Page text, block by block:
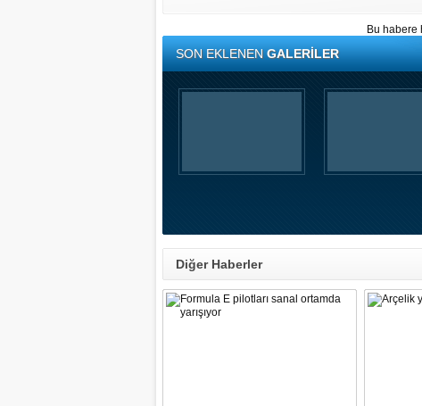
Bu habere
SON EKLENENGALERİLER
Diğer Haberler